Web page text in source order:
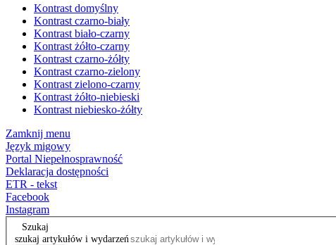
Kontrast domyślny
Kontrast czarno-biały
Kontrast biało-czarny
Kontrast żółto-czarny
Kontrast czarno-żółty
Kontrast czarno-zielony
Kontrast zielono-czarny
Kontrast żółto-niebieski
Kontrast niebiesko-żółty
Zamknij menu
Język migowy
Portal Niepełnosprawność
Deklaracja dostępności
ETR - tekst
Facebook
Instagram
Szukaj
szukaj artykułów i wydarzeń